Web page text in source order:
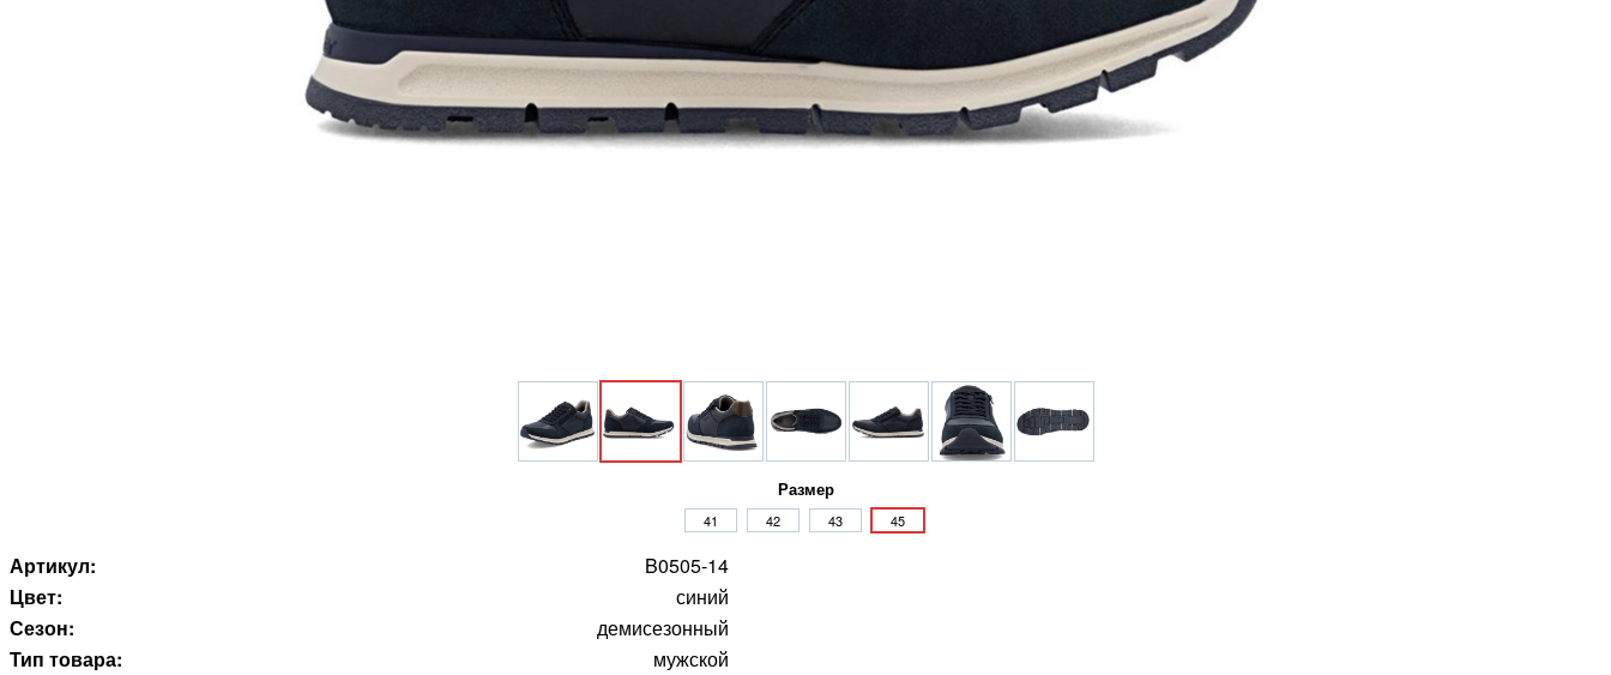
Размер
41 42 43 45
Артикул:
B0505-14
Цвет:
синий
Сезон:
демисезонный
Тип товара:
мужской